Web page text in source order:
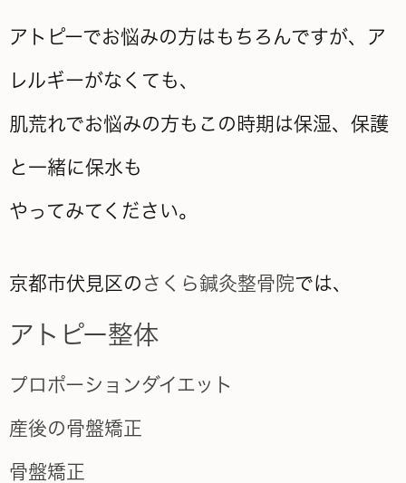
アトピーでお悩みの方はもちろんですが、ア
レルギーがなくても、
肌荒れでお悩みの方もこの時期は保湿、保護
と一緒に保水も
やってみてください。
京都市伏見区の さくら鍼灸整骨院では、
アトピー整体
プロポーションダイエット
産後の骨盤矯正
骨盤矯正